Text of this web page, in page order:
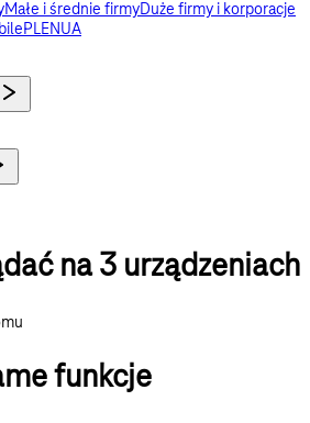
Małe i średnie firmyDuże firmy i korporacje
Polski
PLEnglish
ENУкраїнська
UA
ekranach
na 3 urządzeniach
funkcje